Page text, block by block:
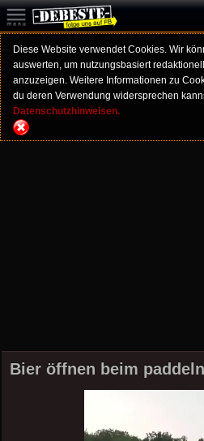
Diese Website verwendet Cookies. Wir
auswerten, um nutzungsbasiert
anzuzeigen. Weitere Informationen zu
du deren Verwendung widersprechen
Datenschutzhinweisen.
Bier öffnen beim